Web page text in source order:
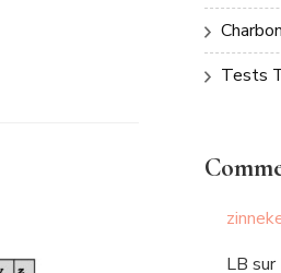
Tests
LB sur